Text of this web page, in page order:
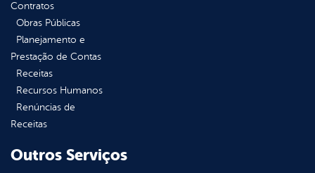
Contratos
Obras Públicas
Planejamento e
Prestação de Contas
Receitas
Recursos Humanos
Renúncias de
Receitas
Outros Serviços